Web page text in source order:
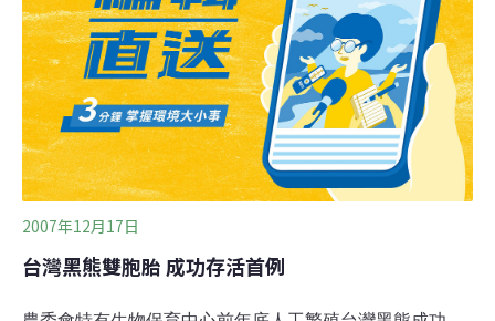
2007年12月17日
台灣黑熊雙胞胎 成功存活首例